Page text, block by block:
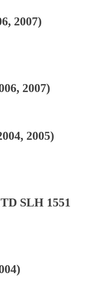
2007)
2007)
2005)
SLH 1551